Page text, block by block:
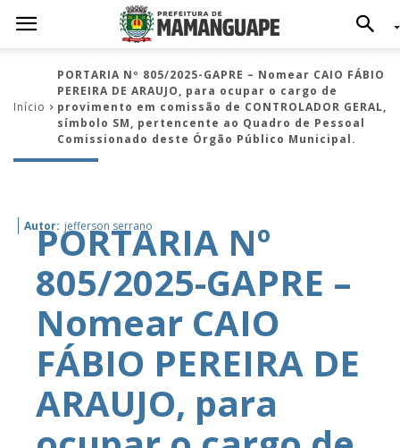
Início
PORTARIA Nº 805/2025-GAPRE – Nomear CAIO FÁBIO
PEREIRA DE ARAUJO, para ocupar o cargo de
provimento em comissão de CONTROLADOR GERAL,
símbolo SM, pertencente ao Quadro de Pessoal
Comissionado deste Órgão Público Municipal.
Autor: jefferson serrano
PORTARIA Nº
805/2025-GAPRE –
Nomear CAIO
FÁBIO PEREIRA DE
ARAUJO, para